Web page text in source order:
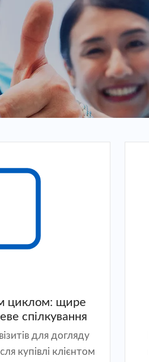
циклом: щире
спілкування
для догляду
купівлі клієнтом